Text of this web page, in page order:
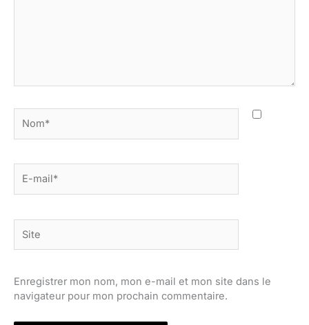
mail*
Enregistrer mon nom, mon e-mail et mon site dans le
navigateur pour mon prochain commentaire.